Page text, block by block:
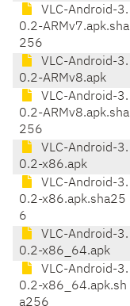
VLC-Android-3.
0.2-ARMv7.apk.sha
256
VLC-Android-3.
0.2-ARMv8.apk
VLC-Android-3.
0.2-ARMv8.apk.sha
256
VLC-Android-3.
0.2-x86.apk
VLC-Android-3.
0.2-x86.apk.sha25
6
VLC-Android-3.
0.2-x86_64.apk
VLC-Android-3.
0.2-x86_64.apk.sh
a256